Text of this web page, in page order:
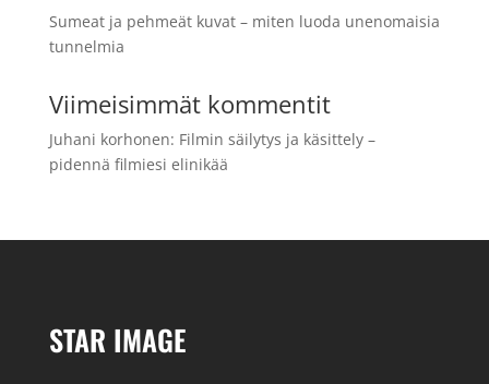
Sumeat ja pehmeät kuvat – miten luoda unenomaisia
tunnelmia
Viimeisimmät kommentit
Juhani korhonen: Filmin säilytys ja käsittely –
pidennä filmiesi elinikää
STAR IMAGE